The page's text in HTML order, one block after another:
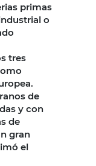
primas
o
tres
de
y con
de
gran
el